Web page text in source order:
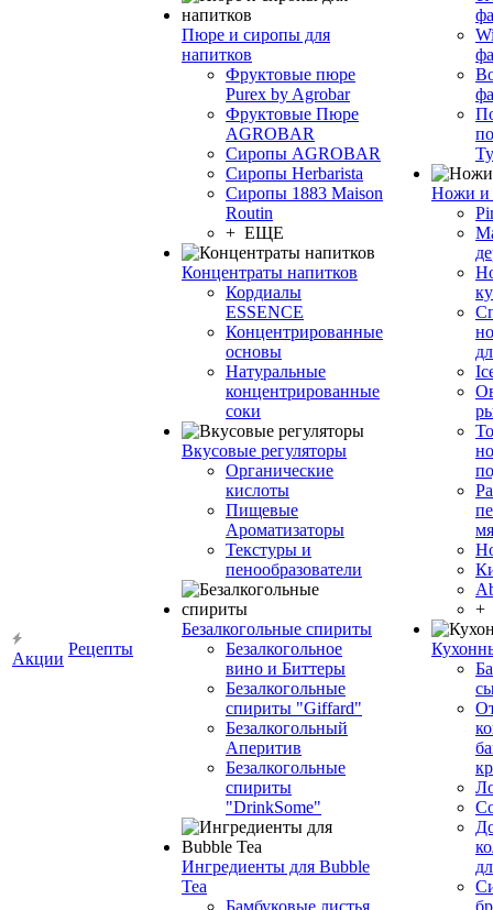
Акции
Рецепты
Пюре и сиропы для
напитков
Фруктовые пюре
Purex by Agrobar
Фруктовые Пюре
AGROBAR
Сиропы AGROBAR
Сиропы Herbarista
Сиропы 1883 Maison
Routin
+ ЕЩЕ
Концентраты напитков
Кордиалы
ESSENCE
Концентрированные
основы
Натуральные
концентрированные
соки
Вкусовые регуляторы
Органические
кислоты
Пищевые
Ароматизаторы
Текстуры и
пенообразователи
Безалкогольные спириты
Безалкогольное
вино и Биттеры
Безалкогольные
спириты "Giffard"
Безалкогольный
Аперитив
Безалкогольные
спириты
"DrinkSome"
Ингредиенты для Bubble
Tea
Бамбуковые листья
Ножи и
+